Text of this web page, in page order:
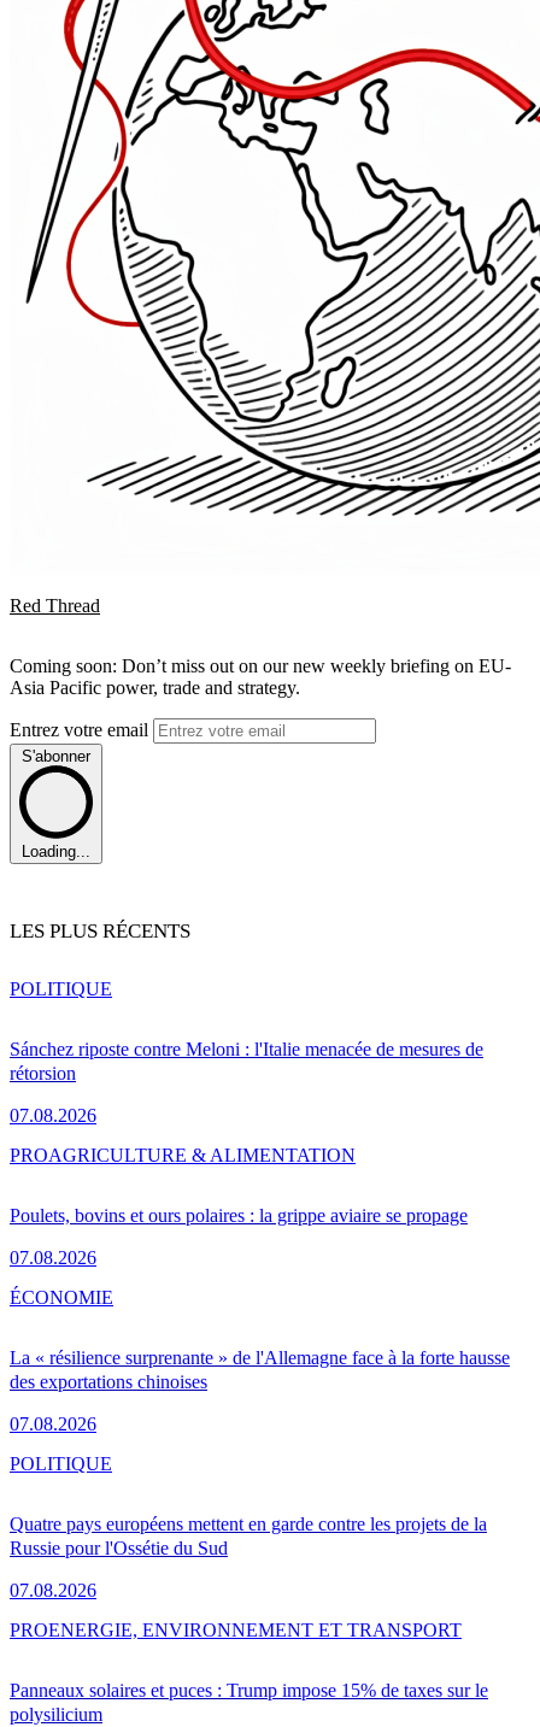
Red Thread
Coming soon: Don’t miss out on our new weekly briefing on EU-
Asia Pacific power, trade and strategy.
Entrez votre email
S'abonner
Loading...
LES PLUS RÉCENTS
Sánchez riposte contre Meloni : l'Italie menacée de mesures de
rétorsion
07.08.2026
POLITIQUE
Poulets, bovins et ours polaires : la grippe aviaire se propage
07.08.2026
PROAGRICULTURE & ALIMENTATION
La « résilience surprenante » de l'Allemagne face à la forte hausse
des exportations chinoises
07.08.2026
ÉCONOMIE
Quatre pays européens mettent en garde contre les projets de la
Russie pour l'Ossétie du Sud
07.08.2026
POLITIQUE
Panneaux solaires et puces : Trump impose 15% de taxes sur le
polysilicium
PROENERGIE, ENVIRONNEMENT ET TRANSPORT